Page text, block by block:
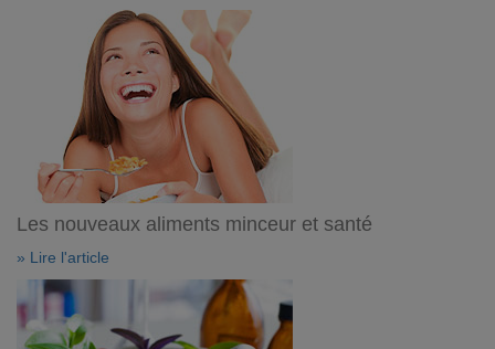
Les nouveaux aliments minceur et santé
» Lire l'article